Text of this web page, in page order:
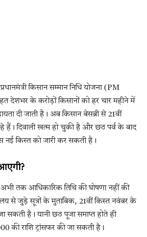
प्रधानमंत्री किसान सम्मान निधि योजना (PM
देशभर के करोड़ों किसानों को हर चार महीने में
दी जाती है। अब किसान बेसब्री से 21वीं
हैं। दिवाली खत्म हो चुकी है और छठ पर्व के बाद
नई किस्त को जारी कर सकती है।
तक आधिकारिक तिथि की घोषणा नहीं की
से जुड़े सूत्रों के मुताबिक, 21वीं किस्त नवंबर के
सकती है। यानी छठ पूजा समाप्त होते ही
की राशि ट्रांसफर की जा सकती है।